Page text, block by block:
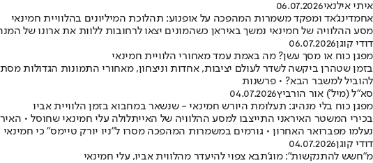
איתי אילנאי06.07.2026
אחמדינג'אד ומפקד משמרות המהפכה על אופנוע: תהלוכת המיליונים בהלוויית חמינאי
מסע ההלוויה של חמינאי נמשך באיראן כשהמונים יצאו לרחובות ללוות את ארונו של
דודי קוגן06.07.2026
מפגן כוח או מסך עשן? מה באמת עמד מאחורי הלוויית חמינאי
בזמן שטהרן ביקשה לשדר לעולם יציבות, אחדות וניצחון, מאחורי התמונות
להוביל למשבר הבא? • פרשנות
סא"ל (מיל') אור הורביץ04.07.2026
מפגן כוח בלי מנהיג: תעלומת היורש חמינאי - שנשאר במחבוא בזמן הלוויית אביו
בכירי המשטר האיראני התייצבו למסע ההלוויה של האייתלולה עלי חמינאי שחוסל •
נעלמו מפברואר האחרון • גורמים במשמרות המהפכה מסרו ל"ניו יורק טיימס" כי
דודי קוגן04.07.2026
מ"חשש להתנקשות": מוג'תבא צפוי להיעדר מהלווית אביו, עלי חמינאי